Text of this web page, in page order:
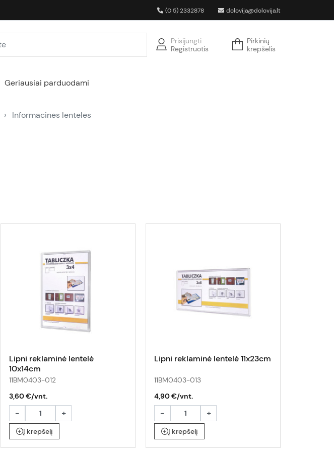
(0 5) 2332878 dolovija@dolovija.lt
Prisijungti
Registruotis
Pirkinių
krepšelis
Geriausiai parduodami
Informacinės lentelės
Lipni reklaminė lentelė
10x14cm
11BM0403-012
3,60 €/vnt.
- +
Į krepšelį
Lipni reklaminė lentelė 11x23cm
11BM0403-013
4,90 €/vnt.
- +
Į krepšelį